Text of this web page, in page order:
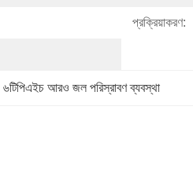
প্রক্রিয়াকরণ:
৬টিপিএইচ আরও জল পরিস্রাবণ ব্যবস্থা